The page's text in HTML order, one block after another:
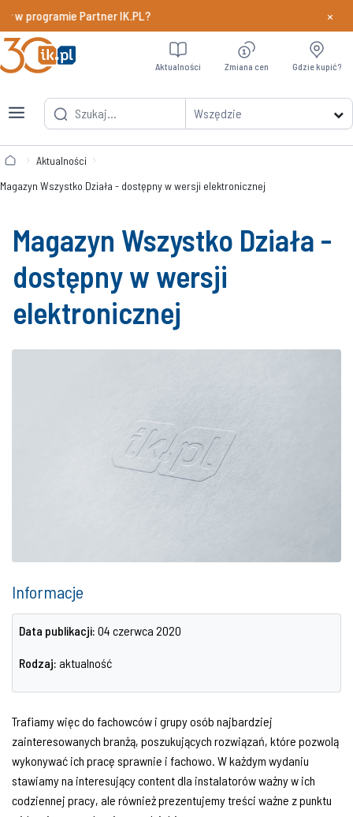
programie Partner IK.PL? Dowiedz
×
Wszędzie
Aktualności Zmiana cen Gdzie kupić?
Aktualności
Magazyn Wszystko Działa - dostępny w wersji elektronicznej
Magazyn Wszystko Działa -
dostępny w wersji
elektronicznej
Informacje
Data publikacji: 04 czerwca 2020
Rodzaj: aktualność
Trafiamy więc do fachowców i grupy osób najbardziej
zainteresowanych branżą, poszukujących rozwiązań, które pozwolą
wykonywać ich pracę sprawnie i fachowo. W każdym wydaniu
stawiamy na interesujący content dla instalatorów ważny w ich
codziennej pracy, ale również prezentujemy treści ważne z punktu